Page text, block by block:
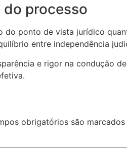
processo
do ponto de vista jurídico
entre independência
e rigor na condução
obrigatórios são marcados